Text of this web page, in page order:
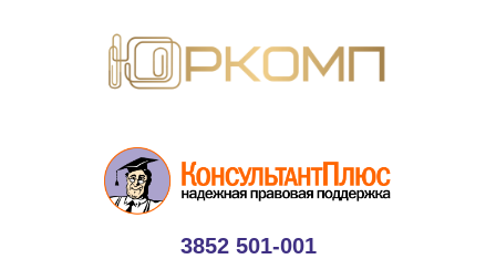
3852 501-001